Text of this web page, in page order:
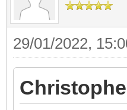
29/01/2022,